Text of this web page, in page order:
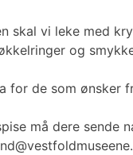
skal vi leke med
og
for de som ønsker
må dere sende